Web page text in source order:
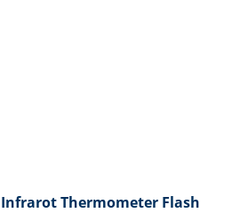
Infrarot Thermometer Flash